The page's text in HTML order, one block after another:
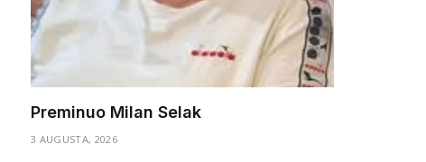
Preminuo Milan Selak
3 AUGUSTA, 2026